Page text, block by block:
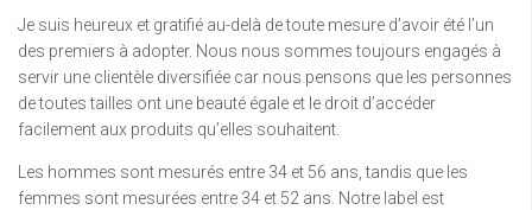
Je suis heureux et gratifié au-delà de toute mesure d’avoir été l’un
des premiers à adopter. Nous nous sommes toujours engagés à
servir une clientèle diversifiée car nous pensons que les personnes
de toutes tailles ont une beauté égale et le droit d’accéder
facilement aux produits qu’elles souhaitent.
Les hommes sont mesurés entre 34 et 56 ans, tandis que les
femmes sont mesurées entre 34 et 52 ans. Notre label est